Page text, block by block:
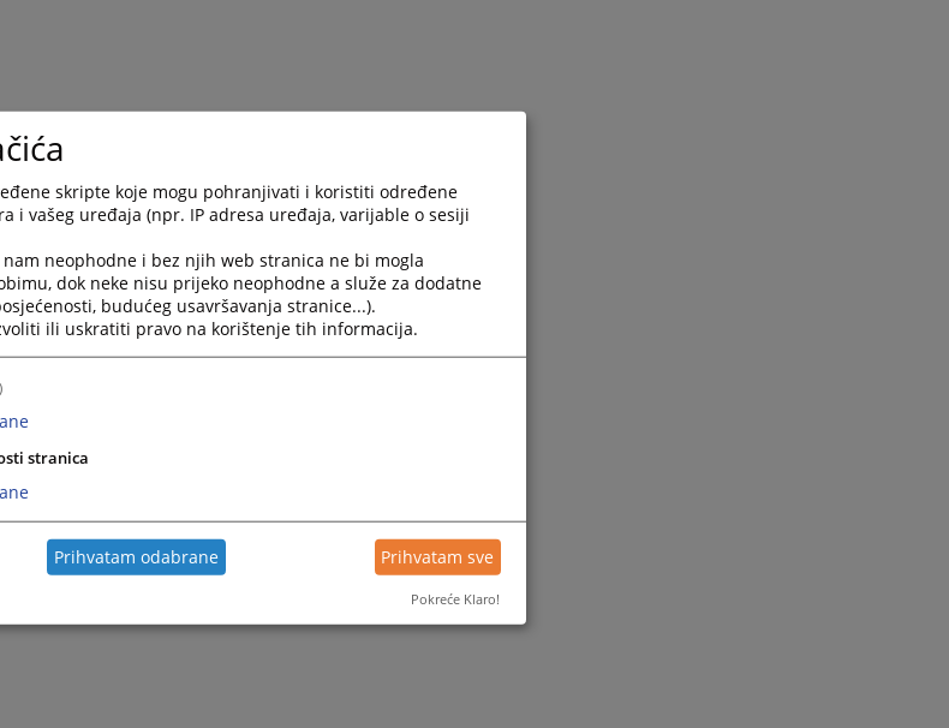
skripte koje mogu pohranjivati i koristiti određene
i vašeg uređaja (npr. IP adresa uređaja, varijable o sesiji
neophodne i bez njih web stranica ne bi mogla
dok neke nisu prijeko neophodne a služe za dodatne
budućeg usavršavanja stranice...).
ili uskratiti pravo na korištenje tih informacija.
stranica
Prihvatam odabrane Prihvatam sve
Pokreće Klaro!